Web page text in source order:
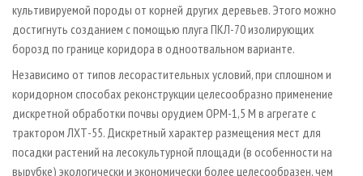
культивируемой породы от корней других деревьев. Этого можно
достигнуть созданием с помощью плуга ПКЛ-70 изолирующих
борозд по границе коридора в одноотвальном варианте.
Независимо от типов лесорастительных условий, при сплошном и
коридорном способах реконструкции целесообразно применение
дискретной обработки почвы орудием ОРМ-1,5 М в агрегате с
трактором ЛХТ-55. Дискретный характер размещения мест для
посадки растений на лесокультурной площади (в особенности на
вырубке) экологически и экономически более целесообразен, чем